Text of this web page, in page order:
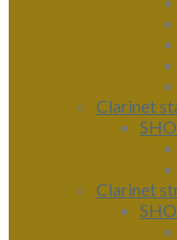
Clarinet
Clarinet